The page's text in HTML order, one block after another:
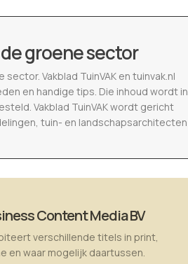
groene sector
Vakblad TuinVAK en tuinvak.nl
en handige tips. Die inhoud wordt in
Vakblad TuinVAK wordt gericht
tuin- en landschapsarchitecten
Content Media BV
verschillende titels in print,
en waar mogelijk daartussen.